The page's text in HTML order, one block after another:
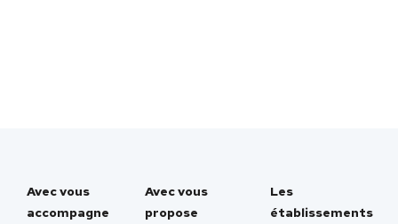
Avec vous
accompagne
Avec vous
propose
Les
établissements